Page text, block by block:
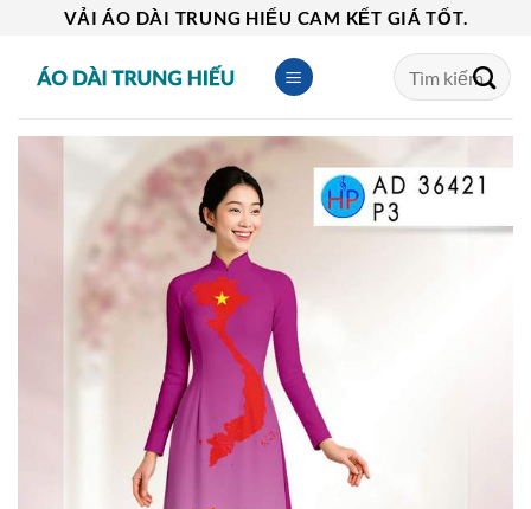
content
VẢI ÁO DÀI TRUNG HIẾU CAM KẾT GIÁ TỐT.
Tìm
kiếm: